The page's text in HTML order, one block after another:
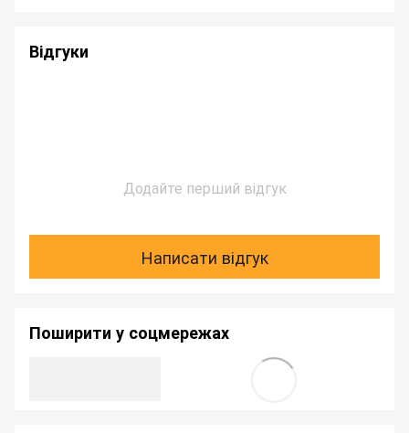
Відгуки
Додайте перший відгук
Написати відгук
Поширити у соцмережах